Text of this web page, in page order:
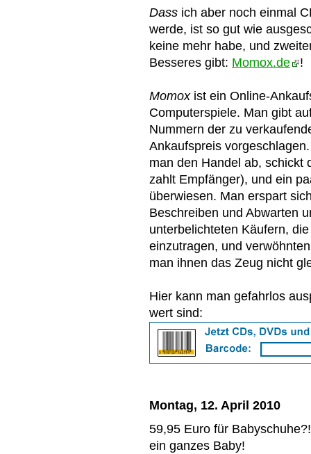
Dass ich aber noch einmal
werde, ist so gut wie
keine mehr habe, und
Besseres gibt: Momox.de !
Momoxist ein Online-
Computerspiele. Man gibt
Nummern der zu
Ankaufspreis
man den Handel ab, schickt
zahlt Empfänger), und ein
überwiesen. Man erspart
Beschreiben und Abwarten
unterbelichteten Käufern,
einzutragen, und
man ihnen das Zeug nicht
Hier kann man gefahrlos
wert sind:
Montag, 12. April 2010
59,95 Euro für
ein ganzes Baby!